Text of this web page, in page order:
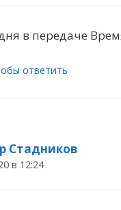
в передаче
ответить
Стадников
в 12:24